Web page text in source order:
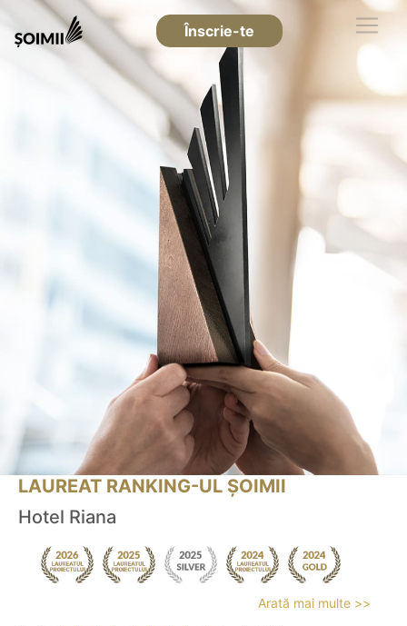
Înscrie-te
LAUREAT RANKING-UL ȘOIMII
Hotel Riana
Arată mai multe >>